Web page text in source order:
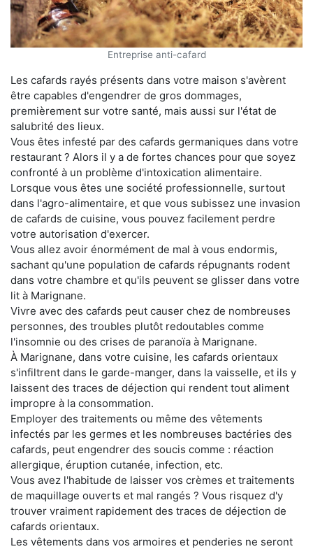
Entreprise anti-cafard
Les cafards rayés présents dans votre maison s'avèrent
être capables d'engendrer de gros dommages,
premièrement sur votre santé, mais aussi sur l'état de
salubrité des lieux.
Vous êtes infesté par des cafards germaniques dans votre
restaurant ? Alors il y a de fortes chances pour que soyez
confronté à un problème d'intoxication alimentaire.
Lorsque vous êtes une société professionnelle, surtout
dans l'agro-alimentaire, et que vous subissez une invasion
de cafards de cuisine, vous pouvez facilement perdre
votre autorisation d'exercer.
Vous allez avoir énormément de mal à vous endormis,
sachant qu'une population de cafards répugnants rodent
dans votre chambre et qu'ils peuvent se glisser dans votre
lit à Marignane.
Vivre avec des cafards peut causer chez de nombreuses
personnes, des troubles plutôt redoutables comme
l'insomnie ou des crises de paranoïa à Marignane.
À Marignane, dans votre cuisine, les cafards orientaux
s'infiltrent dans le garde-manger, dans la vaisselle, et ils y
laissent des traces de déjection qui rendent tout aliment
impropre à la consommation.
Employer des traitements ou même des vêtements
infectés par les germes et les nombreuses bactéries des
cafards, peut engendrer des soucis comme : réaction
allergique, éruption cutanée, infection, etc.
Vous avez l'habitude de laisser vos crèmes et traitements
de maquillage ouverts et mal rangés ? Vous risquez d'y
trouver vraiment rapidement des traces de déjection de
cafards orientaux.
Les vêtements dans vos armoires et penderies ne seront